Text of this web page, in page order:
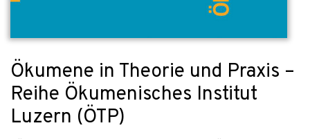
Ökumene in Theorie und Praxis –
Reihe Ökumenisches Institut
Luzern (ÖTP)